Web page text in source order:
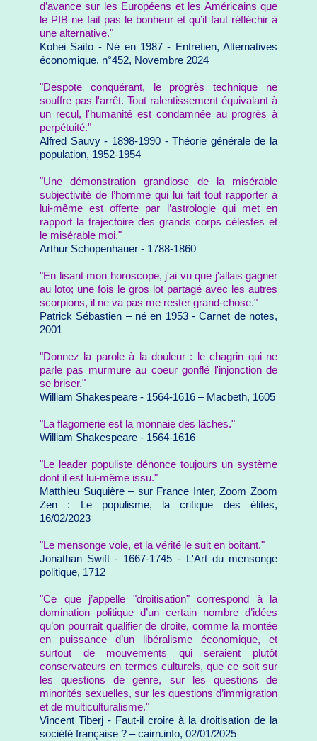
d’avance sur les Européens et les Américains que
le PIB ne fait pas le bonheur et qu’il faut réfléchir à
une alternative."
Kohei Saito - Né en 1987 - Entretien, Alternatives
économique, n°452, Novembre 2024
"Despote conquérant, le progrès technique ne
souffre pas l'arrêt. Tout ralentissement équivalant à
un recul, l'humanité est condamnée au progrès à
perpétuité."
Alfred Sauvy - 1898-1990 - Théorie générale de la
population, 1952-1954
"Une démonstration grandiose de la misérable
subjectivité de l’homme qui lui fait tout rapporter à
lui-même est offerte par l’astrologie qui met en
rapport la trajectoire des grands corps célestes et
le misérable moi."
Arthur Schopenhauer - 1788-1860
"En lisant mon horoscope, j'ai vu que j'allais gagner
au loto; une fois le gros lot partagé avec les autres
scorpions, il ne va pas me rester grand-chose."
Patrick Sébastien – né en 1953 - Carnet de notes,
2001
"Donnez la parole à la douleur : le chagrin qui ne
parle pas murmure au coeur gonflé l'injonction de
se briser."
William Shakespeare - 1564-1616 – Macbeth, 1605
"La flagornerie est la monnaie des lâches."
William Shakespeare - 1564-1616
"Le leader populiste dénonce toujours un système
dont il est lui-même issu."
Matthieu Suquière – sur France Inter, Zoom Zoom
Zen : Le populisme, la critique des élites,
16/02/2023
"Le mensonge vole, et la vérité le suit en boitant."
Jonathan Swift - 1667-1745 - L'Art du mensonge
politique, 1712
"Ce que j’appelle "droitisation" correspond à la
domination politique d’un certain nombre d’idées
qu’on pourrait qualifier de droite, comme la montée
en puissance d’un libéralisme économique, et
surtout de mouvements qui seraient plutôt
conservateurs en termes culturels, que ce soit sur
les questions de genre, sur les questions de
minorités sexuelles, sur les questions d’immigration
et de multiculturalisme."
Vincent Tiberj - Faut-il croire à la droitisation de la
société française ? – cairn.info, 02/01/2025